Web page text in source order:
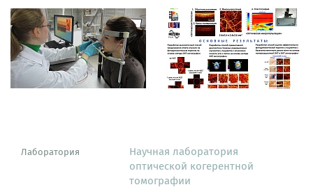
Лаборатория
Научная лаборатория
оптической когерентной
томографии